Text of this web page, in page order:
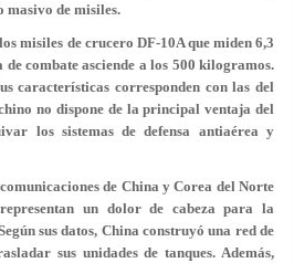
masivo de misiles.
misiles de crucero DF-10A que miden 6,3
combate asciende a los 500 kilogramos.
características corresponden con las del
no dispone de la principal ventaja del
los sistemas de defensa antiaérea y
de China y Corea del Norte
un dolor de cabeza para la
sus datos, China construyó una red de
sus unidades de tanques. Además,